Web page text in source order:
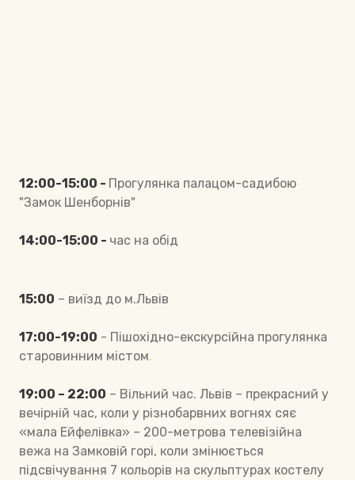
12:00-15:00 - Прогулянка палацом-садибою
"Замок Шенборнів"
14:00-15:00 - час на обід
15:00 – виїзд до м.Львів
17:00-19:00 - Пішохідно-екскурсійна прогулянка
старовинним містом.
19:00 – 22:00 – Вільний час. Львів – прекрасний у
вечірній час, коли у різнобарвних вогнях сяє
«мала Ейфелівка» – 200-метрова телевізійна
вежа на Замковій горі, коли змінюється
підсвічування 7 кольорів на скульптурах костелу